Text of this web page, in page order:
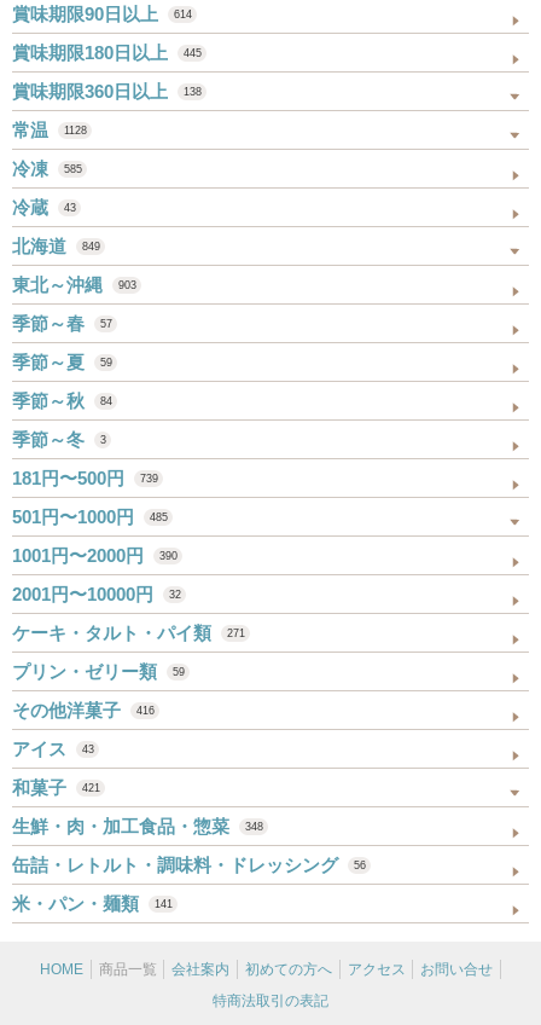
賞味期限90日以上 614
賞味期限180日以上 445
賞味期限360日以上 138
常温 1128
冷凍 585
冷蔵 43
北海道 849
東北～沖縄 903
季節～春 57
季節～夏 59
季節～秋 84
季節～冬 3
181円〜500円 739
501円〜1000円 485
1001円〜2000円 390
2001円〜10000円 32
ケーキ・タルト・パイ類 271
プリン・ゼリー類 59
その他洋菓子 416
アイス 43
和菓子 421
生鮮・肉・加工食品・惣菜 348
缶詰・レトルト・調味料・ドレッシング 56
米・パン・麺類 141
HOME 商品一覧 会社案内 初めての方へ アクセス
お問い合せ
特商法取引の表記